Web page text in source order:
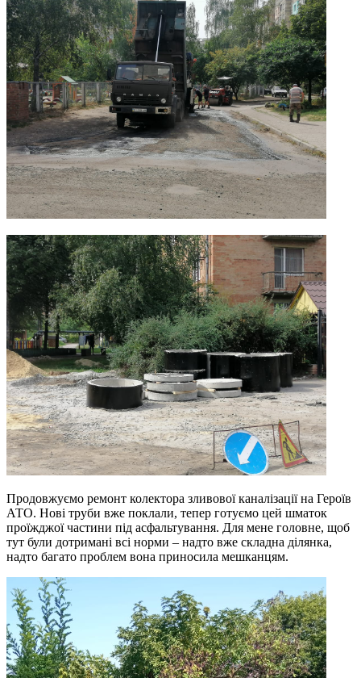
Продовжуємо ремонт колектора зливової каналізації на Героїв
АТО. Нові труби вже поклали, тепер готуємо цей шматок
проїжджої частини під асфальтування. Для мене головне, щоб
тут були дотримані всі норми – надто вже складна ділянка,
надто багато проблем вона приносила мешканцям.